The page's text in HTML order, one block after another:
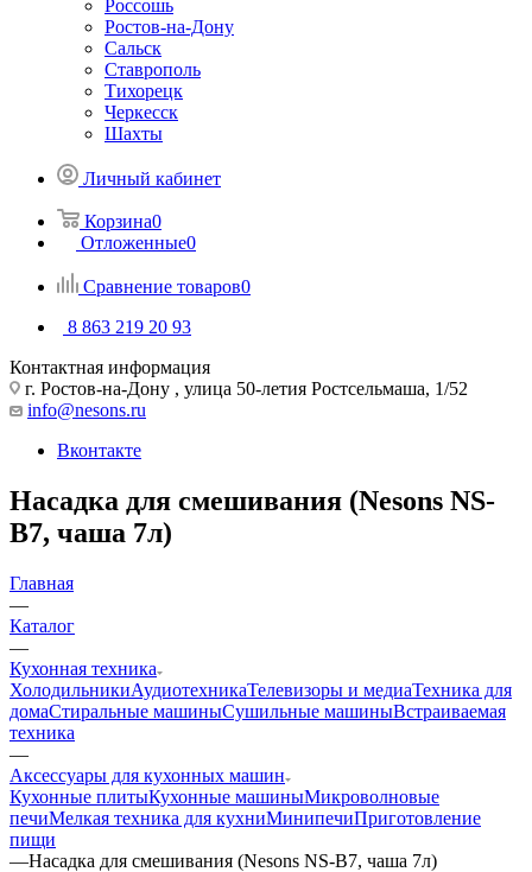
Россошь
Ростов-на-Дону
Сальск
Ставрополь
Тихорецк
Черкесск
Шахты
Личный кабинет
Корзина0
Отложенные0
Сравнение товаров0
8 863 219 20 93
Контактная информация
г. Ростов-на-Дону , улица 50-летия Ростсельмаша, 1/52
info@nesons.ru
Вконтакте
Насадка для смешивания (Nesons NS-
B7, чаша 7л)
Главная
—
Каталог
—
Кухонная техника
ХолодильникиАудиотехникаТелевизоры и медиаТехника для
домаСтиральные машиныСушильные машиныВстраиваемая
техника
—
Аксессуары для кухонных машин
Кухонные плитыКухонные машиныМикроволновые
печиМелкая техника для кухниМинипечиПриготовление
пищи
—Насадка для смешивания (Nesons NS-B7, чаша 7л)